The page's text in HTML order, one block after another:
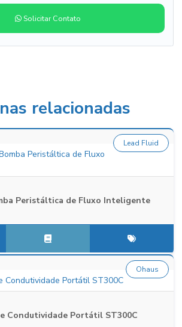
Solicitar Contato
relacionadas
Peristáltica de Fluxo Inteligente
Lead Fluid
Condutividade Portátil ST300C
Ohaus